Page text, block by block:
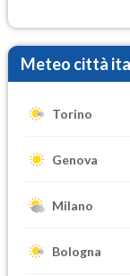
Meteo città
Torino
Genova
Milano
Bologna